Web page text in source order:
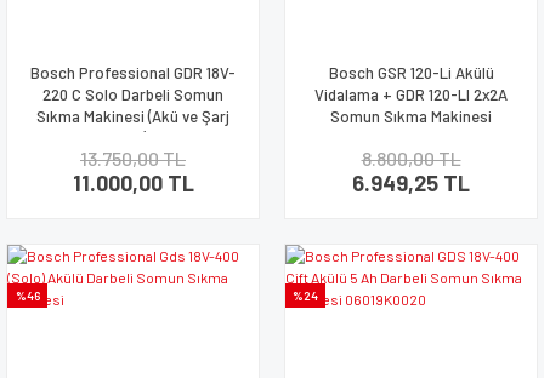
Bosch Professional GDR 18V-
220 C Solo Darbeli Somun
Sıkma Makinesi (Akü ve Şarj
Cihazı Dahil Değil) - 06019L6000
13.750,00 TL
11.000,00 TL
Bosch GSR 120-Li Akülü
Vidalama + GDR 120-LI 2x2A
Somun Sıkma Makinesi
8.800,00 TL
6.949,25 TL
%46 %24